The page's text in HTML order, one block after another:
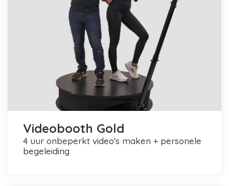
Videobooth Gold
4 uur onbeperkt video's maken + personele
begeleiding